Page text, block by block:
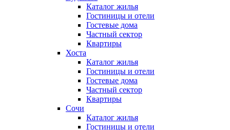
Каталог жилья
Гостиницы и отели
Гостевые дома
Частный сектор
Квартиры
Хоста
Каталог жилья
Гостиницы и отели
Гостевые дома
Частный сектор
Квартиры
Сочи
Каталог жилья
Гостиницы и отели